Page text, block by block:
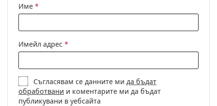
Име *
Имейл адрес *
Съгласявам се данните ми да бъдат
обработвани и коментарите ми да бъдат
публикувани в уебсайта